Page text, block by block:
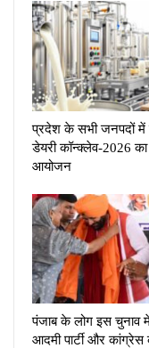
प्रदेश के सभी जनपदों में
डेयरी कॉन्क्लेव-2026 का
आयोजन
पंजाब के लोग इस चुनाव
आदमी पार्टी और कांग्रेस